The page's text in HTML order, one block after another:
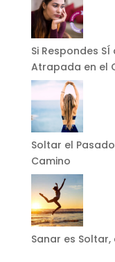
Si Respondes
Atrapada en el
Soltar el
Camino
Sanar es Soltar,